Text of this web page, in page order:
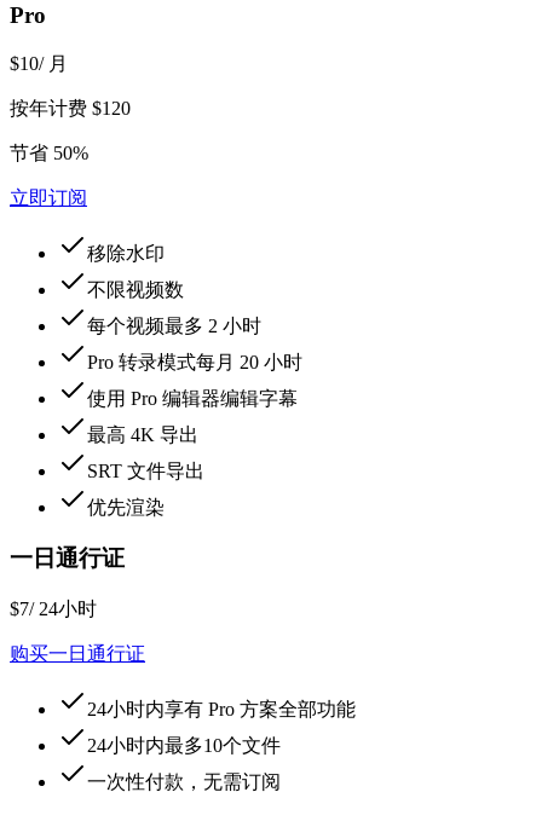
Pro
$10/ 月
按年计费 $120
节省 50%
立即订阅
移除水印
不限视频数
每个视频最多 2 小时
Pro 转录模式每月 20 小时
使用 Pro 编辑器编辑字幕
最高 4K 导出
SRT 文件导出
优先渲染
一日通行证
$7/ 24小时
购买一日通行证
24小时内享有 Pro 方案全部功能
24小时内最多10个文件
一次性付款，无需订阅